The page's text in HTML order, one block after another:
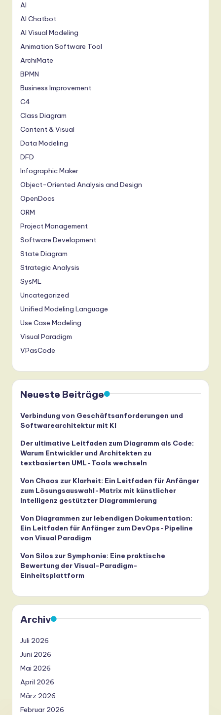
AI
AI Chatbot
AI Visual Modeling
Animation Software Tool
ArchiMate
BPMN
Business Improvement
C4
Class Diagram
Content & Visual
Data Modeling
DFD
Infographic Maker
Object-Oriented Analysis and Design
OpenDocs
ORM
Project Management
Software Development
State Diagram
Strategic Analysis
SysML
Uncategorized
Unified Modeling Language
Use Case Modeling
Visual Paradigm
VPasCode
Neueste Beiträge
Verbindung von Geschäftsanforderungen und
Softwarearchitektur mit KI
Der ultimative Leitfaden zum Diagramm als Code:
Warum Entwickler und Architekten zu
textbasierten UML-Tools wechseln
Von Chaos zur Klarheit: Ein Leitfaden für Anfänger
zum Lösungsauswahl-Matrix mit künstlicher
Intelligenz gestützter Diagrammierung
Von Diagrammen zur lebendigen Dokumentation:
Ein Leitfaden für Anfänger zum DevOps-Pipeline
von Visual Paradigm
Von Silos zur Symphonie: Eine praktische
Bewertung der Visual-Paradigm-
Einheitsplattform
Archiv
Juli 2026
Juni 2026
Mai 2026
April 2026
März 2026
Februar 2026